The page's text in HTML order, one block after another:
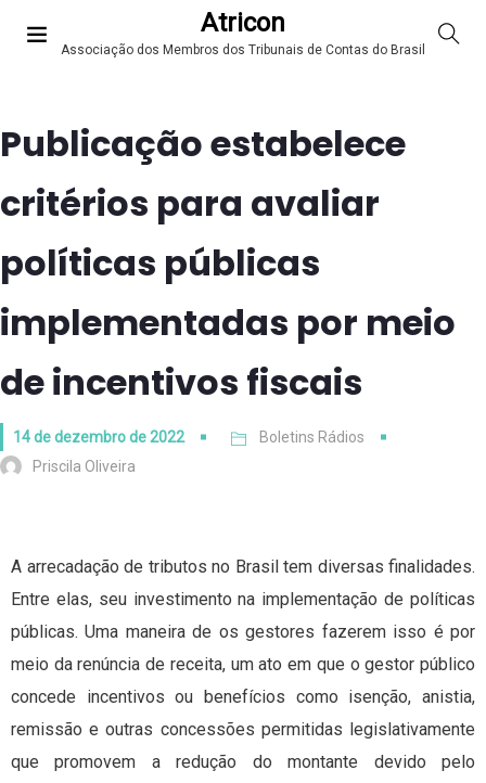
Atricon
Associação dos Membros dos Tribunais de Contas do Brasil
Publicação estabelece
critérios para avaliar
políticas públicas
implementadas por meio
de incentivos fiscais
14 de dezembro de 2022
Boletins Rádios
Priscila Oliveira
A arrecadação de tributos no Brasil tem diversas finalidades.
Entre elas, seu investimento na implementação de políticas
públicas. Uma maneira de os gestores fazerem isso é por
meio da renúncia de receita, um ato em que o gestor público
concede incentivos ou benefícios como isenção, anistia,
remissão e outras concessões permitidas legislativamente
que promovem a redução do montante devido pelo